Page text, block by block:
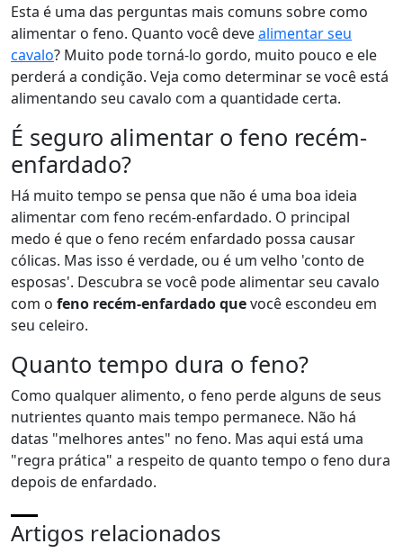
Esta é uma das perguntas mais comuns sobre como
alimentar o feno. Quanto você devealimentar seu
cavalo? Muito pode torná-lo gordo, muito pouco e ele
perderá a condição. Veja como determinar se você está
alimentando seu cavalo com a quantidade certa.
É seguro alimentar o feno recém-
enfardado?
Há muito tempo se pensa que não é uma boa ideia
alimentar com feno recém-enfardado. O principal
medo é que o feno recém enfardado possa causar
cólicas. Mas isso é verdade, ou é um velho 'conto de
esposas'. Descubra se você pode alimentar seu cavalo
com o feno recém-enfardado quevocê escondeu em
seu celeiro.
Quanto tempo dura o feno?
Como qualquer alimento, o feno perde alguns de seus
nutrientes quanto mais tempo permanece. Não há
datas "melhores antes" no feno. Mas aqui está uma
"regra prática" a respeito de quanto tempo o feno dura
depois de enfardado.
Artigos relacionados